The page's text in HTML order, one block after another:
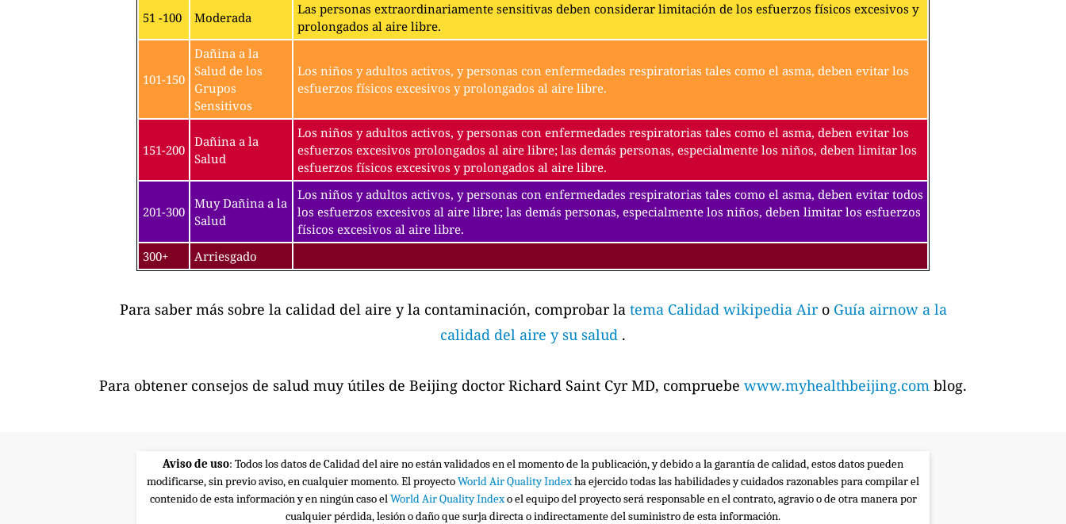
51 -100 Moderada
Las personas extraordinariamente sensitivas deben considerar limitación de los esfuerzos físicos excesivos y
prolongados al aire libre.
101-150
Dañina a la
Salud de los
Grupos
Sensitivos
Los niños y adultos activos, y personas con enfermedades respiratorias tales como el asma, deben evitar los
esfuerzos físicos excesivos y prolongados al aire libre.
151-200
Dañina a la
Salud
Los niños y adultos activos, y personas con enfermedades respiratorias tales como el asma, deben evitar los
esfuerzos excesivos prolongados al aire libre; las demás personas, especialmente los niños, deben limitar los
esfuerzos físicos excesivos y prolongados al aire libre.
201-300
Muy Dañina a la
Salud
Los niños y adultos activos, y personas con enfermedades respiratorias tales como el asma, deben evitar todos
los esfuerzos excesivos al aire libre; las demás personas, especialmente los niños, deben limitar los esfuerzos
físicos excesivos al aire libre.
300+
Arriesgado
Para saber más sobre la calidad del aire y la contaminación, comprobar la tema Calidad wikipedia Air o Guía airnow a la
calidad del aire y su salud .
Para obtener consejos de salud muy útiles de Beijing doctor Richard Saint Cyr MD, compruebe www.myhealthbeijing.com blog.
Aviso de uso: Todos los datos de Calidad del aire no están validados en el momento de la publicación, y debido a la garantía de calidad, estos datos pueden
modificarse, sin previo aviso, en cualquier momento. El proyectoWorld Air Quality Indexha ejercido todas las habilidades y cuidados razonables para compilar el
contenido de esta información y en ningún caso elWorld Air Quality Indexo el equipo del proyecto será responsable en el contrato, agravio o de otra manera por
cualquier pérdida, lesión o daño que surja directa o indirectamente del suministro de esta información.